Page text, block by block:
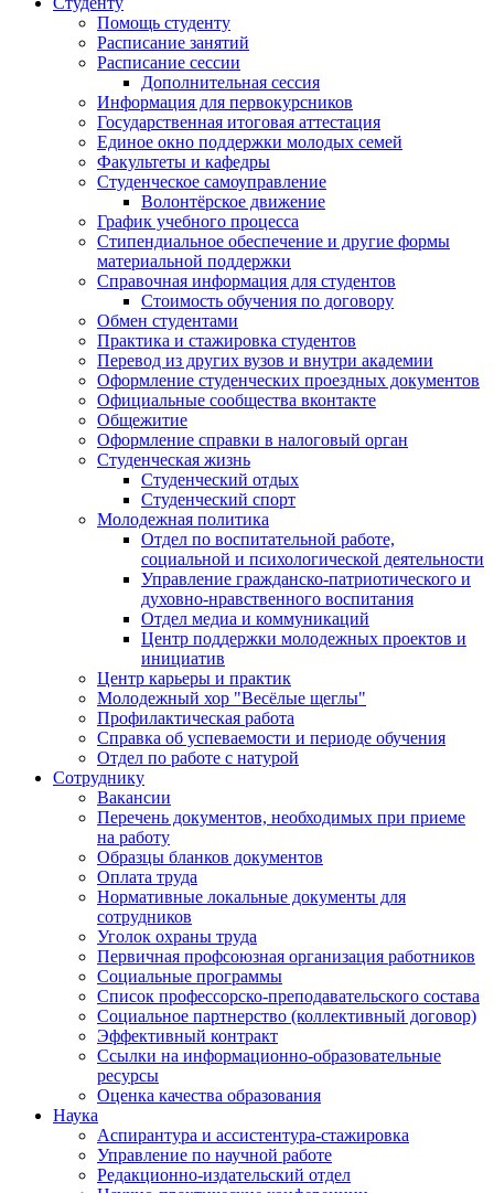
Помощь студенту
Расписание занятий
Расписание сессии
Дополнительная сессия
Информация для первокурсников
Государственная итоговая аттестация
Единое окно поддержки молодых семей
Факультеты и кафедры
Студенческое самоуправление
Волонтёрское движение
График учебного процесса
Стипендиальное обеспечение и другие формы
материальной поддержки
Справочная информация для студентов
Cтоимость обучения по договору
Обмен студентами
Практика и стажировка студентов
Перевод из других вузов и внутри академии
Оформление студенческих проездных документов
Официальные сообщества вконтакте
Общежитие
Оформление справки в налоговый орган
Студенческая жизнь
Студенческий отдых
Студенческий спорт
Молодежная политика
Отдел по воспитательной работе,
социальной и психологической деятельности
Управление гражданско-патриотического и
духовно-нравственного воспитания
Отдел медиа и коммуникаций
Центр поддержки молодежных проектов и
инициатив
Центр карьеры и практик
Молодежный хор "Весёлые щеглы"
Профилактическая работа
Справка об успеваемости и периоде обучения
Отдел по работе с натурой
Сотруднику
Вакансии
Перечень документов, необходимых при приеме
на работу
Образцы бланков документов
Оплата труда
Нормативные локальные документы для
сотрудников
Уголок охраны труда
Первичная профсоюзная организация работников
Социальные программы
Список профессорско-преподавательского состава
Социальное партнерство (коллективный договор)
Эффективный контракт
Ссылки на информационно-образовательные
ресурсы
Оценка качества образования
Наука
Аспирантура и ассистентура-стажировка
Управление по научной работе
Редакционно-издательский отдел